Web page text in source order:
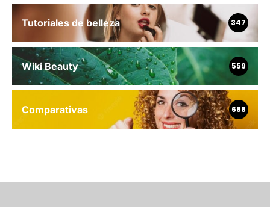
Tutoriales de belleza 347
Wiki Beauty 559
Comparativas 688